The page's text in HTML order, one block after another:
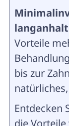
Vorteile
bis zur
Entdecken
die